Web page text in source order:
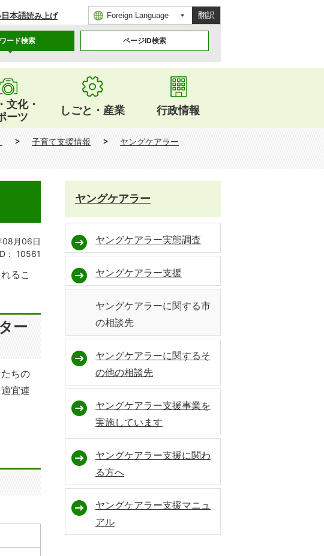
本語読み上げ 翻訳
ード検索 ページID検索
文化・
ーツ
しごと・産業 行政情報
子育て支援情報
ヤングケアラー
08月06日
：
10561
るこ
ー
ちの
宜連
ヤングケアラー
ヤングケアラー実態調査
ヤングケアラー支援
ヤングケアラーに関する市
の相談先
ヤングケアラーに関するそ
の他の相談先
ヤングケアラー支援事業を
実施しています
ヤングケアラー支援に関わ
る方へ
ヤングケアラー支援マニュ
アル